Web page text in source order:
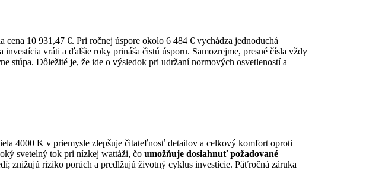
10 931,47 €. Pri ročnej úspore okolo 6 484 € vychádza jednoduchá
vráti a ďalšie roky prináša čistú úsporu. Samozrejme, presné čísla vždy
stúpa. Dôležité je, že ide o výsledok pri udržaní normových osvetleností a
4000 K v priemysle zlepšuje čitateľnosť detailov a celkový komfort oproti
svetelný tok pri nízkej wattáži, čoumožňuje dosiahnuť požadované
znižujú riziko porúch a predlžujú životný cyklus investície. Päťročná záruka